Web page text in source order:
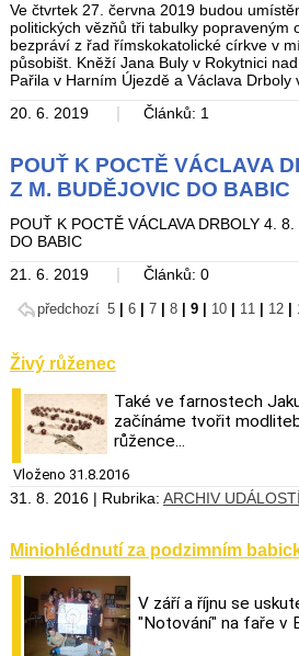
Ve čtvrtek 27. června 2019 budou
politických vězňů tři tabulky popraveným
bezpráví z řad římskokatolické církve v
působišt. Kněží Jana Buly v Rokytnici
Pařila v Harním Újezdě a Václava Drboly
20. 6. 2019
| Článků: 1
POUŤ K POCTĚ VÁCLAVA
Z M. BUDĚJOVIC DO BABIC
POUŤ K POCTĚ VÁCLAVA DRBOLY 4.
DO BABIC
21. 6. 2019
| Článků: 0
předchozí 5 6 7 8 9 10 11 12
Živý růženec
Také ve farnostech
začínáme tvořit
růžence...
Vloženo
31. 8. 2016 | Rubrika: ARCHIV UDÁLOSTÍ
Miniohlédnutí za podzimním
V září a říjnu se
"Notování" na faře v